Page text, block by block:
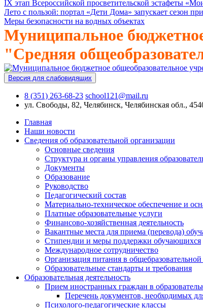
IX этап Всероссийской просветительской эстафеты
Лето с пользой: портал «Дети Дома» запускает сезон
Меры безопасности на водных объектах
Муниципальное
"Средняя
Версия для слабовидящих
8 (351) 263-68-23 school121@mail.ru
ул. Свободы, 82, Челябинск, Челябинская обл.,
Главная
Наши новости
Сведения об образовательной организации
Основные сведения
Структура и органы управления
Документы
Образование
Руководство
Педагогический состав
Материально-техническое обеспечение и
Платные образовательные услуги
Финансово-хозяйственная деятельность
Вакантные места для приема (перевода)
Стипендии и меры поддержки обучающихся
Международное сотрудничество
Организация питания в
Образовательные стандарты и требования
Образовательная деятельность
Прием иностранных граждан в
Перечень документов, необходимых
Психолого-педагогические классы